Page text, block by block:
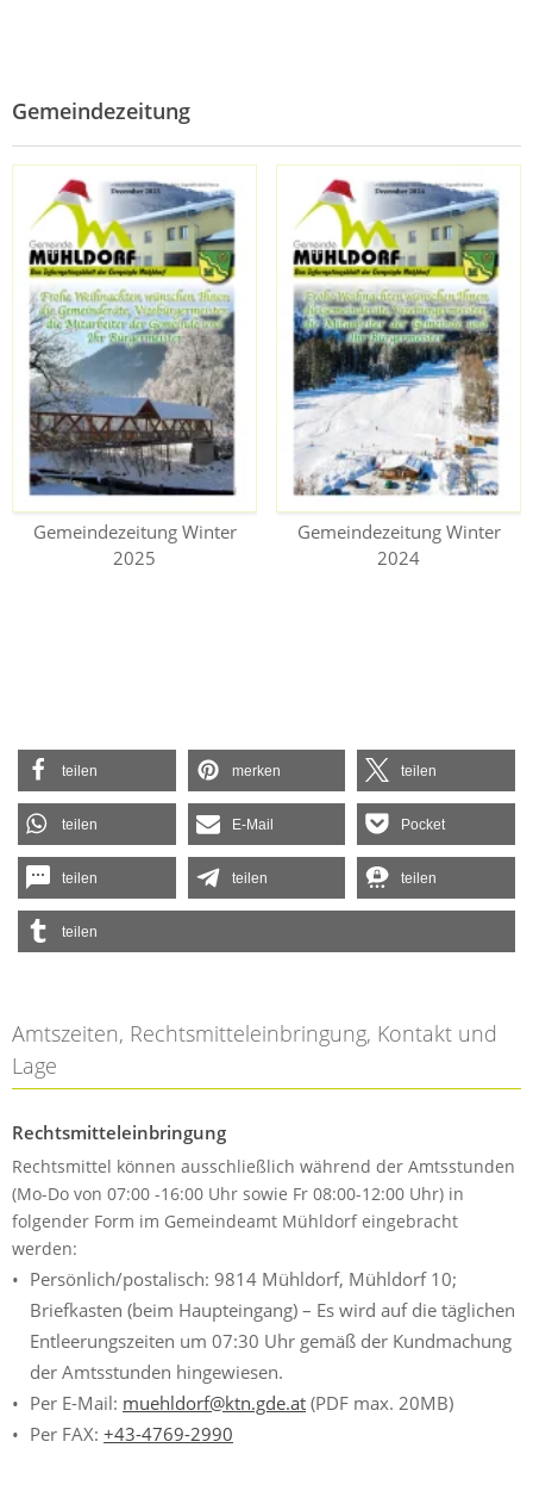
Gemeindezeitung
Gemeindezeitung Winter
2025
Gemeindezeitung Winter
2024
teilen merken teilen
teilen E-Mail Pocket
teilen teilen teilen
teilen
Amtszeiten, Rechtsmitteleinbringung, Kontakt und
Lage
Rechtsmitteleinbringung
Rechtsmittel können ausschließlich während der Amtsstunden
(Mo-Do von 07:00 -16:00 Uhr sowie Fr 08:00-12:00 Uhr) in
folgender Form im Gemeindeamt Mühldorf eingebracht
werden:
Persönlich/postalisch: 9814 Mühldorf, Mühldorf 10;
Briefkasten (beim Haupteingang) – Es wird auf die täglichen
Entleerungszeiten um 07:30 Uhr gemäß der Kundmachung
der Amtsstunden hingewiesen.
Per E-Mail: muehldorf@ktn.gde.at (PDF max. 20MB)
Per FAX: +43-4769-2990